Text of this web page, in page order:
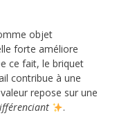
objet
forte améliore
ce fait, le briquet
contribue à une
repose sur une
.